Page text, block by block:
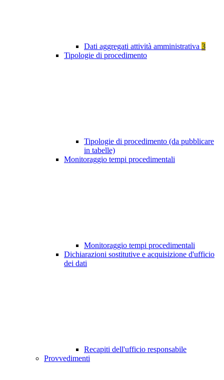
Dati aggregati attività amministrativa 3
Tipologie di procedimento
Tipologie di procedimento (da pubblicare
in tabelle)
Monitoraggio tempi procedimentali
Monitoraggio tempi procedimentali
Dichiarazioni sostitutive e acquisizione d'ufficio
dei dati
Recapiti dell'ufficio responsabile
Provvedimenti